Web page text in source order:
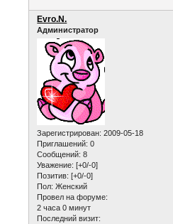
Evro.N.
Администратор
Зарегистрирован: 2009-05-18
Приглашений: 0
Сообщений: 8
Уважение: [+0/-0]
Позитив: [+0/-0]
Пол: Женский
Провел на форуме:
2 часа 0 минут
Последний визит: